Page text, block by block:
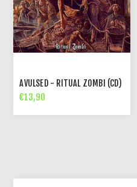
AVULSED - RITUAL ZOMBI (CD)
€13,90